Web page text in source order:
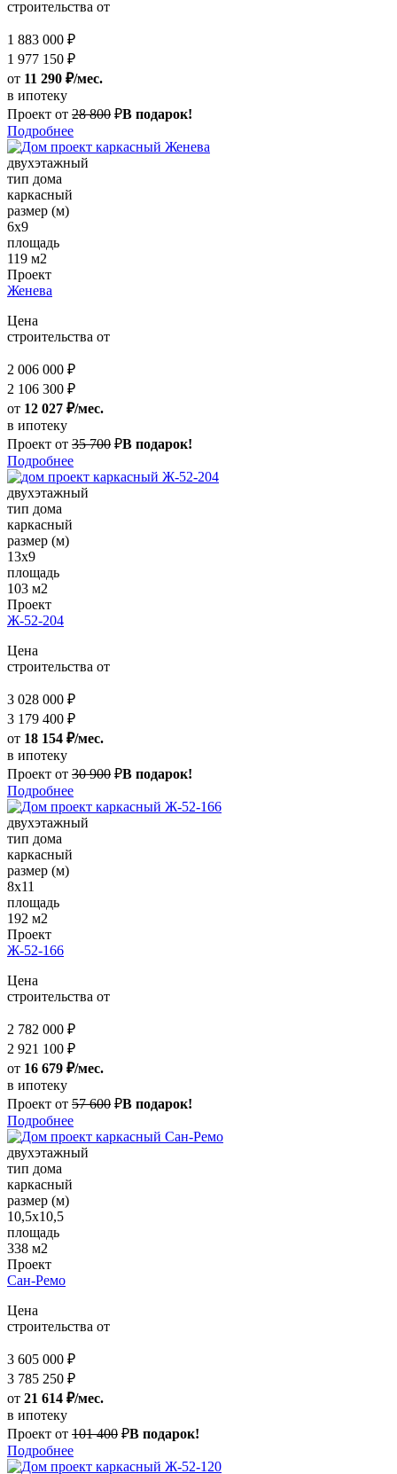
строительства от
1 883 000 ₽
1 977 150 ₽
от 11 290 ₽/мес.
в ипотеку
Проект от 28 800 ₽В подарок!
Подробнее
двухэтажный
тип дома
каркасный
размер (м)
6х9
площадь
119 м2
Проект
Женева
Цена
строительства от
2 006 000 ₽
2 106 300 ₽
от 12 027 ₽/мес.
в ипотеку
Проект от 35 700 ₽В подарок!
Подробнее
двухэтажный
тип дома
каркасный
размер (м)
13x9
площадь
103 м2
Проект
Ж-52-204
Цена
строительства от
3 028 000 ₽
3 179 400 ₽
от 18 154 ₽/мес.
в ипотеку
Проект от 30 900 ₽В подарок!
Подробнее
двухэтажный
тип дома
каркасный
размер (м)
8x11
площадь
192 м2
Проект
Ж-52-166
Цена
строительства от
2 782 000 ₽
2 921 100 ₽
от 16 679 ₽/мес.
в ипотеку
Проект от 57 600 ₽В подарок!
Подробнее
двухэтажный
тип дома
каркасный
размер (м)
10,5х10,5
площадь
338 м2
Проект
Сан-Ремо
Цена
строительства от
3 605 000 ₽
3 785 250 ₽
от 21 614 ₽/мес.
в ипотеку
Проект от 101 400 ₽В подарок!
Подробнее